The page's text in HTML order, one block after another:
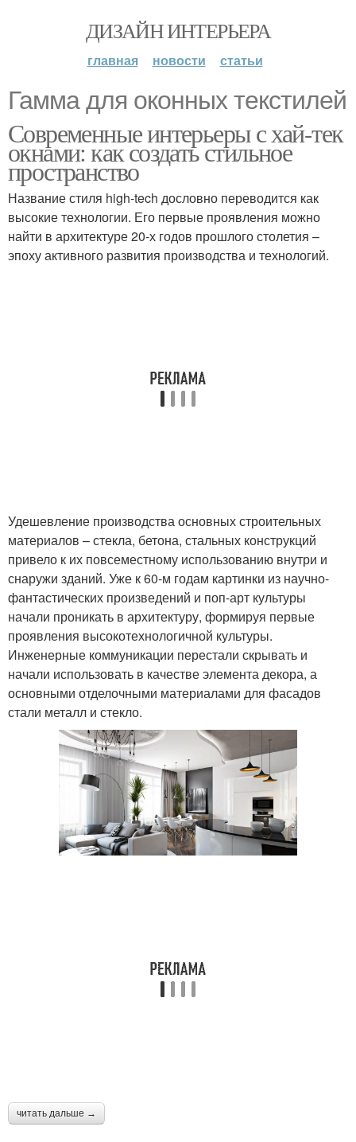
ДИЗАЙН ИНТЕРЬЕРА
главная новости статьи
Гамма для оконных текстилей
Современные интерьеры с хай-тек
окнами: как создать стильное
пространство
Название стиля high-tech дословно переводится как
высокие технологии. Его первые проявления можно
найти в архитектуре 20-х годов прошлого столетия –
эпоху активного развития производства и технологий.
Удешевление производства основных строительных
материалов – стекла, бетона, стальных конструкций
привело к их повсеместному использованию внутри и
снаружи зданий. Уже к 60-м годам картинки из научно-
фантастических произведений и поп-арт культуры
начали проникать в архитектуру, формируя первые
проявления высокотехнологичной культуры.
Инженерные коммуникации перестали скрывать и
начали использовать в качестве элемента декора, а
основными отделочными материалами для фасадов
стали металл и стекло.
читать дальше →